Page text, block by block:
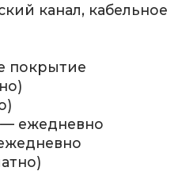
канал, кабельное
покрытие
— ежедневно